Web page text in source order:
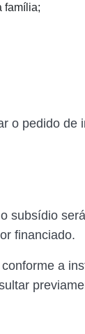
família;
o pedido de
subsídio
financiado.
a